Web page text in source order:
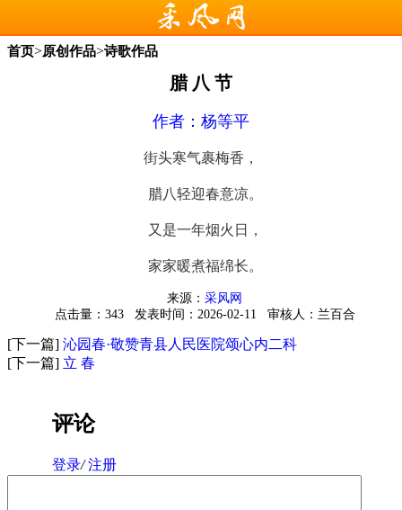
首页>原创作品>诗歌作品
腊 八 节
作者： 杨等平
街头寒气裹梅香，
腊八轻迎春意凉。
又是一年烟火日，
家家暖煮福绵长。
来源： 采风网
点击量：343
发表时间：2026-02-11 审核人：兰百合
[下一篇] 沁园春·敬赞青县人民医院颂心内二科
[下一篇] 立 春
评论
登录/ 注册